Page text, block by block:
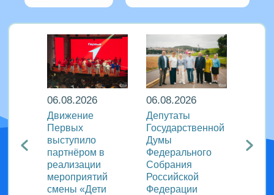
в
06.08.2026
Движение
Первых
выступило
партнёром в
реализации
мероприятий
смены «Дети
06.08.2026
Депутаты
Государственной
Думы
Федерального
Собрания
Российской
Федерации
идеи